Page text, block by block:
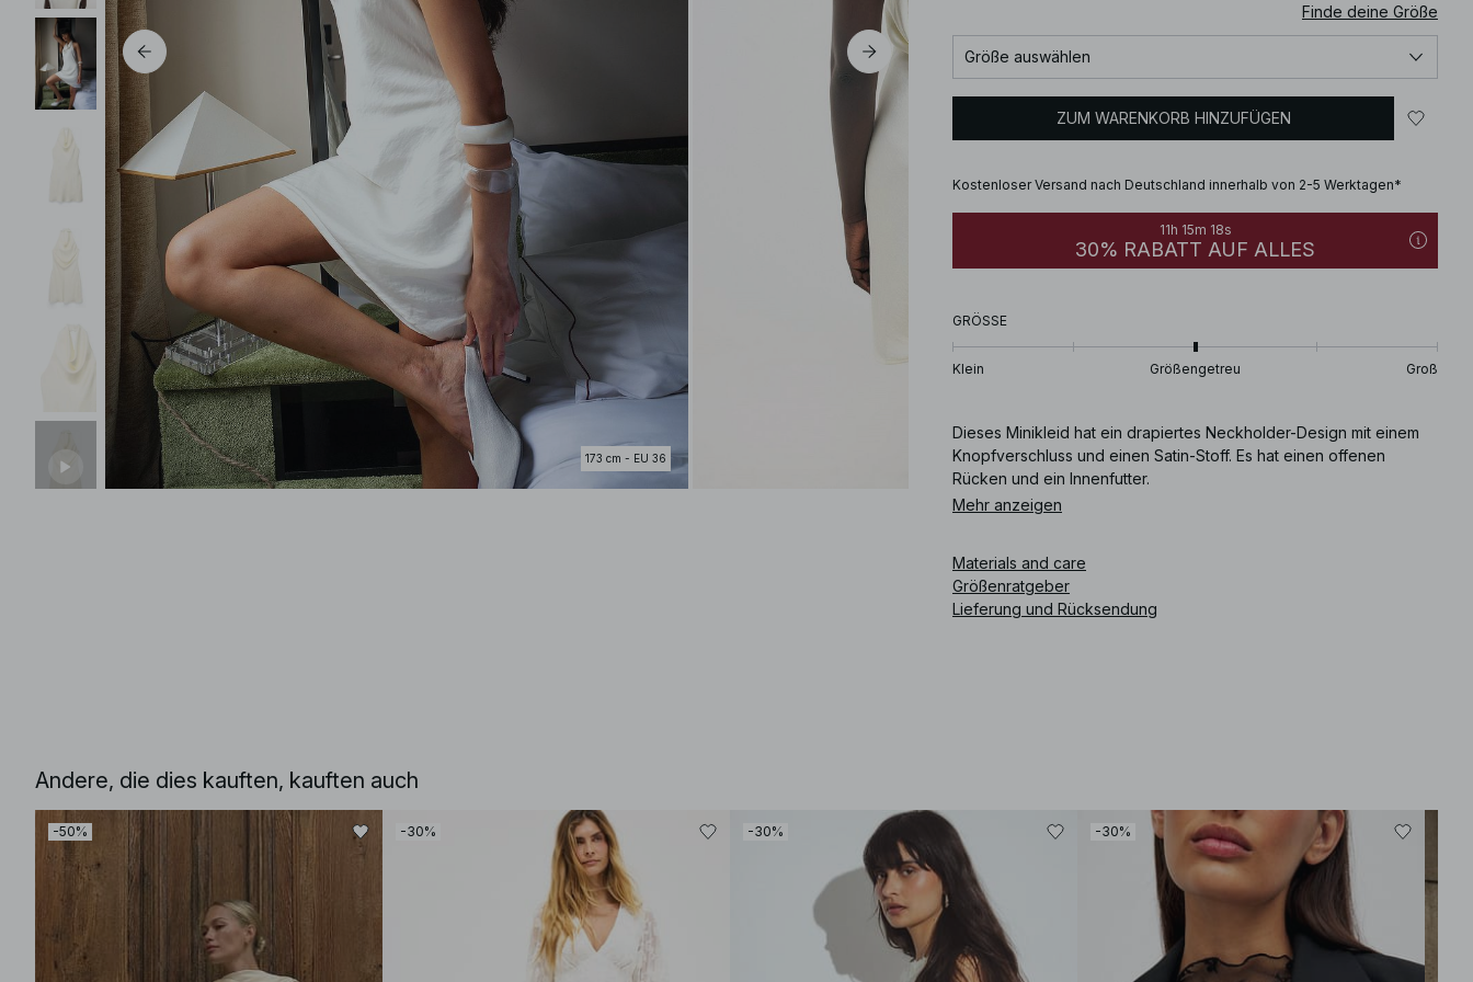
173 cm - EU 36
Finde deine Größe
Größe auswählen
ZUM WARENKORB HINZUFÜGEN
Kostenloser Versand nach Deutschland innerhalb von 2-5 Werktagen*
11h 15m 17s
30% RABATT AUF ALLES
GRÖSSE
Klein Größengetreu Groß
Dieses Minikleid hat ein drapiertes Neckholder-Design mit einem
Knopfverschluss und einen Satin-Stoff. Es hat einen offenen
Rücken und ein Innenfutter.
preserve the fabric's quality.
What is the fit like? The fit is relaxed around the neckline and
slightly fitted through the body, providing a comfortable yet
dressed silhouette. For size reference, please check the size
Artikelnummer 1100-013104-0011
Mehr anzeigen
Materials and care
Größenratgeber
Lieferung und Rücksendung
Andere, die dies kauften, kauften auch
-50% -30% -30% -30%